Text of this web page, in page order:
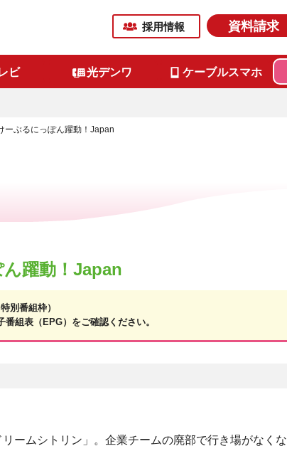
採用情報 資料請求
ビ 光デンワ ケーブルスマホ
ぶるにっぽん躍動！Japan
躍動！Japan
別番組枠）
組表（EPG）をご確認ください。
ームシトリン」。企業チームの廃部で行き場がなくな